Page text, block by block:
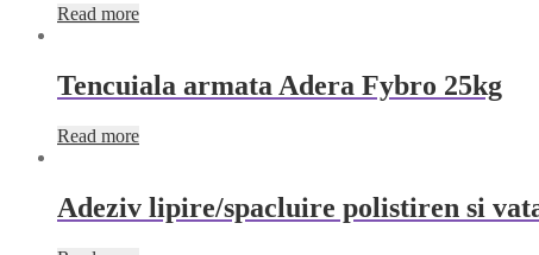
Read more
Tencuiala armata Adera Fybro 25kg
Read more
Adeziv lipire/spacluire polistiren si